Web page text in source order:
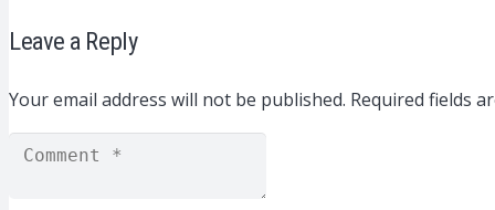
Leave a Reply
Your email address will not be published. Required fields